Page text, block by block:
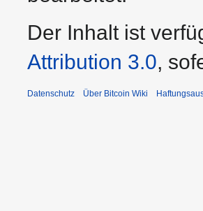
Der Inhalt ist
Attribution 3.0,
Datenschutz Über Bitcoin Wiki